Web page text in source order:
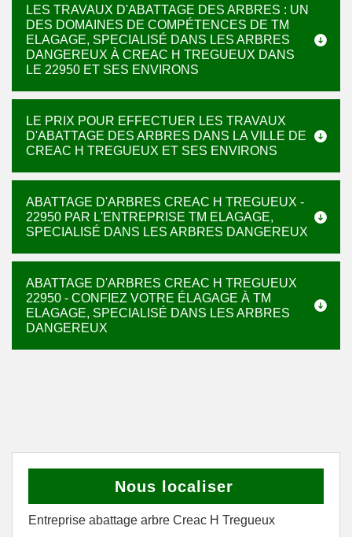
LES TRAVAUX D'ABATTAGE DES ARBRES : UN
DES DOMAINES DE COMPÉTENCES DE TM
ELAGAGE, SPECIALISÉ DANS LES ARBRES
DANGEREUX À CREAC H TREGUEUX DANS
LE 22950 ET SES ENVIRONS
LE PRIX POUR EFFECTUER LES TRAVAUX
D'ABATTAGE DES ARBRES DANS LA VILLE DE
CREAC H TREGUEUX ET SES ENVIRONS
ABATTAGE D'ARBRES CREAC H TREGUEUX -
22950 PAR L'ENTREPRISE TM ELAGAGE,
SPECIALISÉ DANS LES ARBRES DANGEREUX
ABATTAGE D'ARBRES CREAC H TREGUEUX
22950 - CONFIEZ VOTRE ÉLAGAGE À TM
ELAGAGE, SPECIALISÉ DANS LES ARBRES
DANGEREUX
Nous localiser
Entreprise abattage arbre Creac H Tregueux